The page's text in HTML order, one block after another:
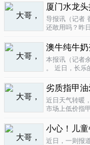
厦门水龙
导报讯（记者
还敢用吗？昨
批次不合格原
牌据介绍，厦
澳牛纯牛
本报讯（记者
。 近日，长乐
纯牛奶并 不纯
乐工商局
劣质指甲
近日天气转暖
市场上低价指
渡桥夜市上，
口指甲油只要
小心！儿
近日，一则报